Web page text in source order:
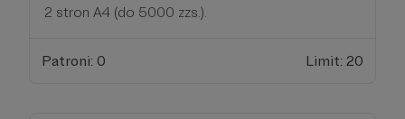
2 stron A4 (do 5000 zzs.).
Patroni: 0 Limit: 20